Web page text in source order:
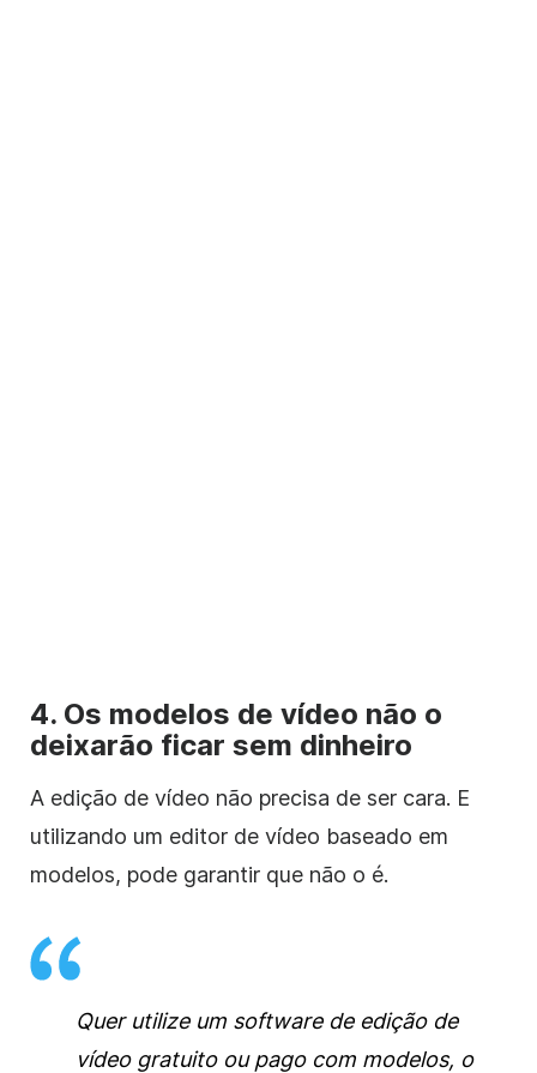
4. Os modelos de vídeo não o
deixarão ficar sem dinheiro
A edição de vídeo não precisa de ser cara. E
utilizando um editor de vídeo baseado em
modelos, pode garantir que não o é.
Quer utilize um software de edição de
vídeo gratuito ou pago com modelos, o